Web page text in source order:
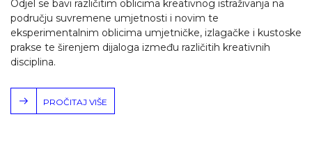
Odjel se bavi različitim oblicima kreativnog istraživanja na
području suvremene umjetnosti i novim te
eksperimentalnim oblicima umjetničke, izlagačke i kustoske
prakse te širenjem dijaloga između različitih kreativnih
disciplina.
PROČITAJ VIŠE